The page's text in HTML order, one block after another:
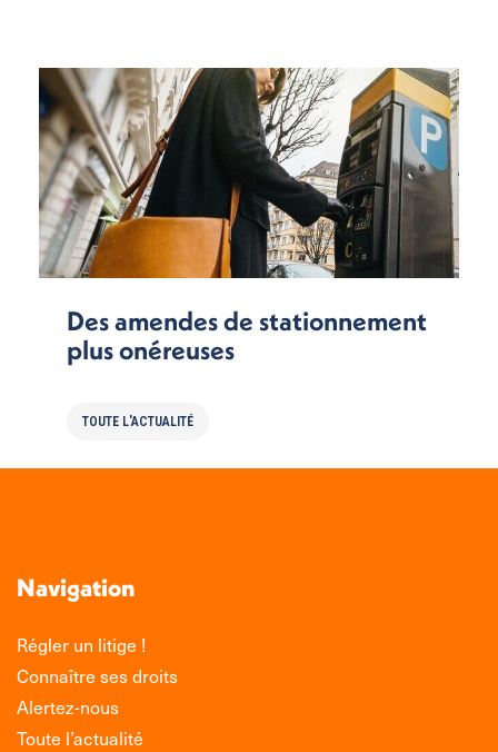
Des amendes de stationnement
plus onéreuses
TOUTE L'ACTUALITÉ
Navigation
Régler un litige !
Connaître ses droits
Alertez-nous
Toute l’actualité